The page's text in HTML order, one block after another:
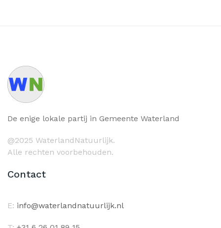
De enige lokale partij in Gemeente Waterland
@2025 WaterlandNatuurlijk.
Alle rechten voorbehouden.
Contact
E: info@waterlandnatuurlijk.nl